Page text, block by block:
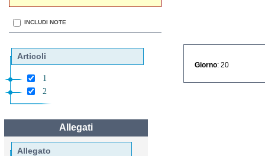
INCLUDI NOTE
Articoli
1
2
Allegati
Allegato
Giorno : 20